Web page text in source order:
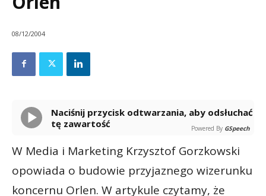
08/12/2004
Naciśnij przycisk odtwarzania, aby odsłuchać
tę zawartość
Powered By GSpeech
W Media i Marketing Krzysztof Gorzkowski
opowiada o budowie przyjaznego wizerunku
koncernu Orlen. W artykule czytamy, że